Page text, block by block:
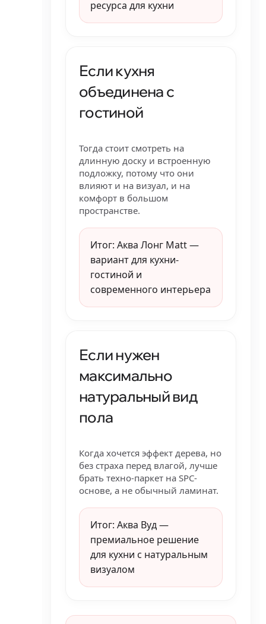
ресурса для кухни
Если кухня
объединена с
гостиной
Тогда стоит смотреть на
длинную доску и встроенную
подложку, потому что они
влияют и на визуал, и на
комфорт в большом
пространстве.
Итог: Аква Лонг Matt —
вариант для кухни-
гостиной и
современного интерьера
Если нужен
максимально
натуральный вид
пола
Когда хочется эффект дерева, но
без страха перед влагой, лучше
брать техно-паркет на SPC-
основе, а не обычный ламинат.
Итог: Аква Вуд —
премиальное решение
для кухни с натуральным
визуалом